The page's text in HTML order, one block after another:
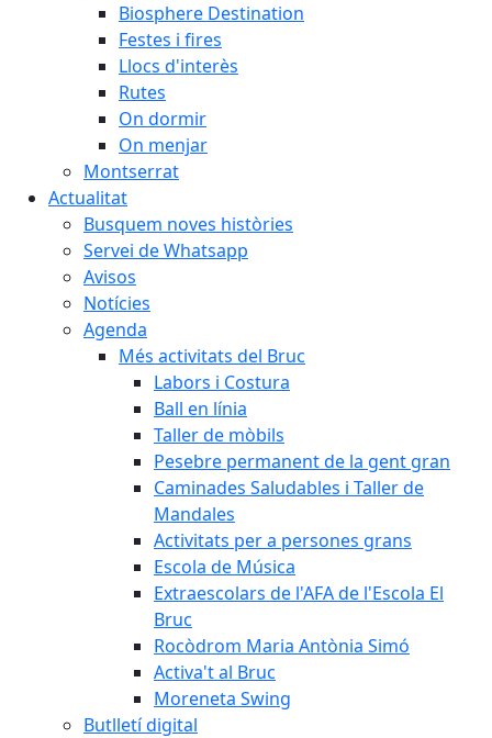
Biosphere Destination
Festes i fires
Llocs d'interès
Rutes
On dormir
On menjar
Montserrat
Actualitat
Busquem noves històries
Servei de Whatsapp
Avisos
Notícies
Agenda
Més activitats del Bruc
Labors i Costura
Ball en línia
Taller de mòbils
Pesebre permanent de la gent gran
Caminades Saludables i Taller de
Mandales
Activitats per a persones grans
Escola de Música
Extraescolars de l'AFA de l'Escola El
Bruc
Rocòdrom Maria Antònia Simó
Activa't al Bruc
Moreneta Swing
Butlletí digital